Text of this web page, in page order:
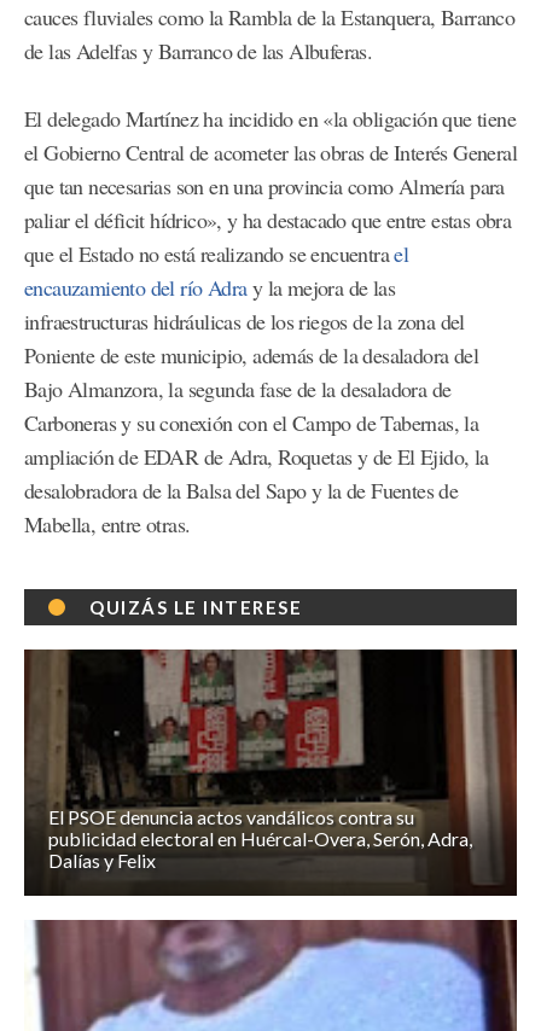
cauces fluviales como la Rambla de la Estanquera, Barranco
de las Adelfas y Barranco de las Albuferas.
El delegado Martínez ha incidido en «la obligación que tiene
el Gobierno Central de acometer las obras de Interés General
que tan necesarias son en una provincia como Almería para
paliar el déficit hídrico», y ha destacado que entre estas obra
que el Estado no está realizando se encuentrael
encauzamiento del río Adray la mejora de las
infraestructuras hidráulicas de los riegos de la zona del
Poniente de este municipio, además de la desaladora del
Bajo Almanzora, la segunda fase de la desaladora de
Carboneras y su conexión con el Campo de Tabernas, la
ampliación de EDAR de Adra, Roquetas y de El Ejido, la
desalobradora de la Balsa del Sapo y la de Fuentes de
Mabella, entre otras.
QUIZÁS LE INTERESE
El PSOE denuncia actos vandálicos contra su
publicidad electoral en Huércal-Overa, Serón, Adra,
Dalías y Felix